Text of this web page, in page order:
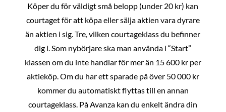
Köper du för väldigt små belopp (under 20 kr) kan
courtaget för att köpa eller sälja aktien vara dyrare
än aktien i sig. Tre, vilken courtageklass du befinner
dig i. Som nybörjare ska man använda i “Start”
klassen om du inte handlar för mer än 15 600 kr per
aktieköp. Om du har ett sparade på över 50 000 kr
kommer du automatiskt flyttas till en annan
courtageklass. På Avanza kan du enkelt ändra din